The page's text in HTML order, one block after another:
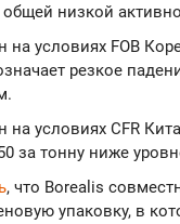
общей низкой
условиях FOB
резкое
условиях CFR
за тонну ниже
, что Borealis
упаковку, в